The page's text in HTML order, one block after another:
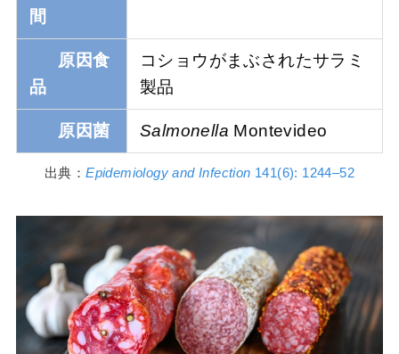
間
原因食
品
コショウがまぶされたサラミ
製品
原因菌 Salmonella Montevideo
出典：Epidemiology and Infection 141(6): 1244–52